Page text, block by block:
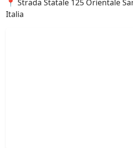
📍 Strada Statale 125 Orientale
Italia